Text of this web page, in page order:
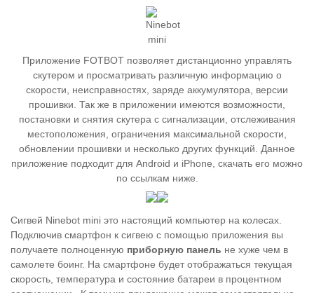
Приложение FOTBOT позволяет дистанционно управлять
скутером и просматривать различную информацию о
скорости, неисправностях, заряде аккумулятора, версии
прошивки. Так же в приложении имеются возможности,
постановки и снятия скутера с сигнализации, отслеживания
местоположения, ограничения максимальной скорости,
обновлении прошивки и несколько других функций. Данное
приложение подходит для Android и iPhone, скачать его можно
по ссылкам ниже.
Сигвей Ninebot mini это настоящий компьютер на колесах.
Подключив смартфон к сигвею с помощью приложения вы
получаете полноценную приборную панель не хуже чем в
самолете боинг. На смартфоне будет отображаться текущая
скорость, температура и состояние батареи в процентном